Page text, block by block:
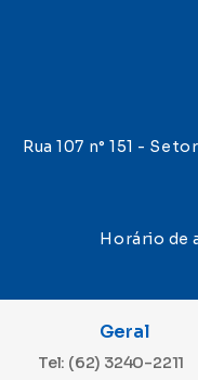
Rua 107 n° 151 -
Horário de
Geral
Tel: (62) 3240-2211